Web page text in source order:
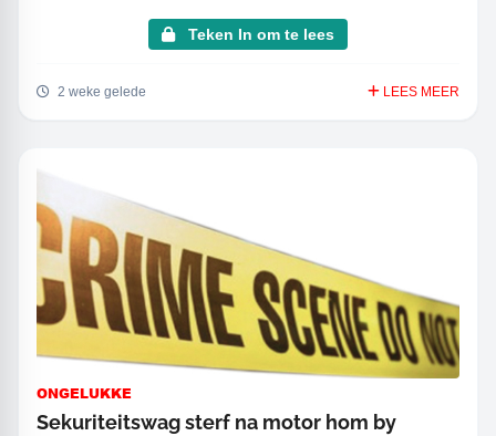
Teken In om te lees
2 weke gelede LEES MEER
ONGELUKKE
Sekuriteitswag sterf na motor hom by